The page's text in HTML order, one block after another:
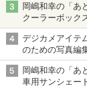
岡嶋和幸の「あ
クーラーボック
デジカメアイテ
のための写真編
る「Filmator」
岡嶋和幸の「あ
車用サンシェー